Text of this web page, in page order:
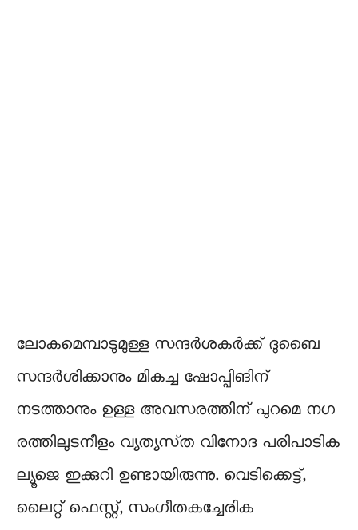
ലോ​ക​മെ​മ്പാ​ടു​മു​ള്ള സ​ന്ദ​ർ​ശ​ക​ർ​ക്ക് ദു​ബൈ
സ​ന്ദ​ർ​ശി​ക്കാ​നും മികച്ച ഷോ​പ്പി​ങി​ന്​
നടത്താനും ഉള്ള അവസരത്തിന് പുറമെ ന​ഗ​
ര​ത്തി​ലു​ട​നീ​ളം വ്യത്യസ്‌ത വി​നോ​ദ പ​രി​പാ​ടി​ക​
ല്യൂജെ ഇക്കുറി ഉണ്ടായിരുന്നു. വെ​ടി​ക്കെ​ട്ട്,
ലൈ​റ്റ്​ ഫെ​സ്റ്റ്​, സം​ഗീ​ത​ക​ച്ചേ​രി​ക​